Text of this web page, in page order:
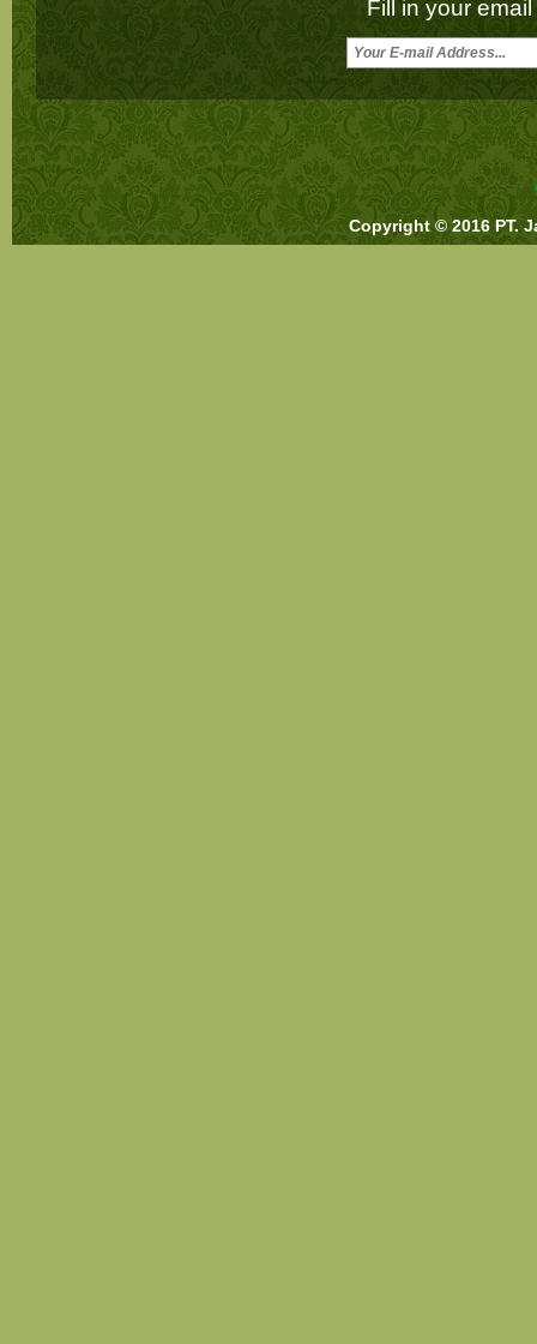
Fill in your
Copyright © 2016 PT.